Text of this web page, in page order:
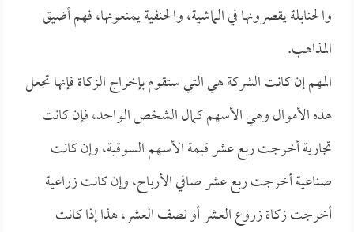
والحنابلة يقصرونها في الماشية، والحنفية يمنعونها، فهم أضيق
المذاهب.
المهم إن كانت الشركة هي التي ستقوم بإخراج الزكاة فإنها تجعل
هذه الأموال وهي الأسهم كمال الشخص الواحد، فإن كانت
تجارية أخرجت ربع عشر قيمة الأسهم السوقية، وإن كانت
صناعية أخرجت ربع عشر صافي الأرباح، وإن كانت زراعية
أخرجت زكاة زروع العشر أو نصف العشر، هذا إذا كانت